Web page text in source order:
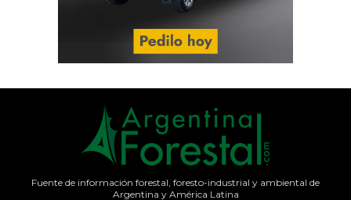
Fuente de información forestal, foresto-industrial y ambiental de
Argentina y América Latina